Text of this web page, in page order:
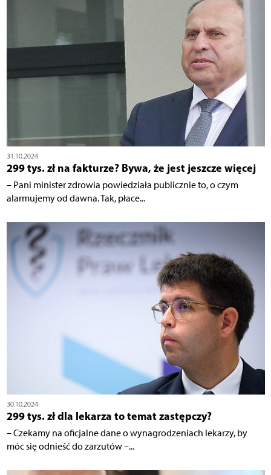
31.10.2024
299 tys. zł na fakturze? Bywa, że jest jeszcze więcej
– Pani minister zdrowia powiedziała publicznie to, o czym
alarmujemy od dawna. Tak, płace...
30.10.2024
299 tys. zł dla lekarza to temat zastępczy?
– Czekamy na oficjalne dane o wynagrodzeniach lekarzy, by
móc się odnieść do zarzutów –...